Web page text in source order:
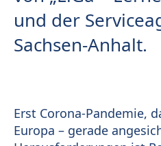
und der
Sachsen-Anhalt.
Erst Corona-Pandemie,
Europa – gerade